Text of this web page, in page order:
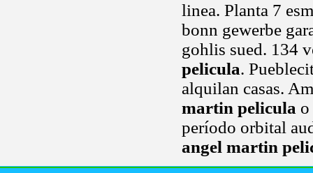
linea. Planta 7
bonn gewerbe
gohlis sued. 134
pelicula.
alquilan casas.
martin pelicula
período orbital
angel martin